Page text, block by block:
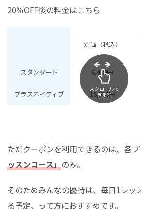
20％OFF後の料金はこちら
定価（税込）
スタンダード 6,480円
プラスネイティブ 16,590円
スクロールで
きます
ただクーポンを利用できるのは、各
ッスンコース」のみ。
そのためみんなの優待は、毎日1レッ
る予定、って方におすすめです。